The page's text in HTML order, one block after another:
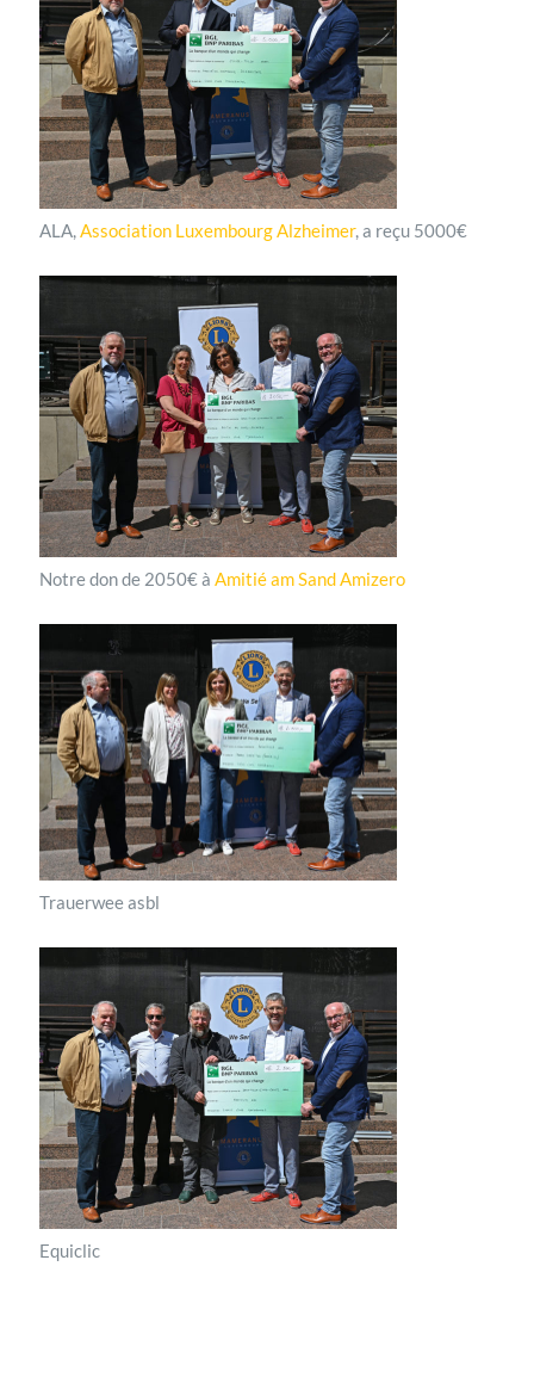
ALA,Association Luxembourg Alzheimer, a reçu 5000€
Notre don de 2050€ à Amitié am Sand Amizero
Trauerwee asbl
Equiclic